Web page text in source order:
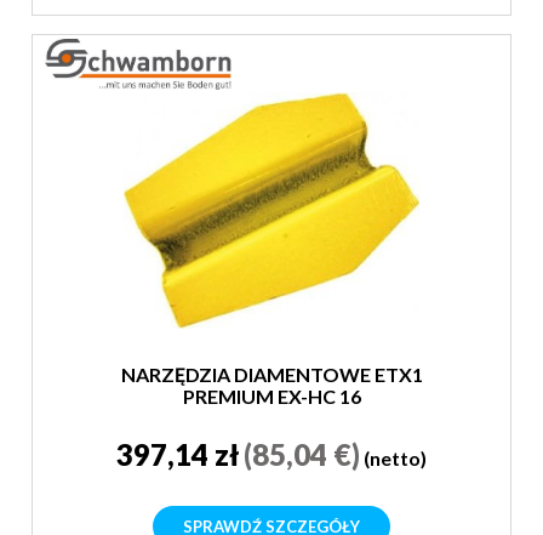
NARZĘDZIA DIAMENTOWE ETX1
PREMIUM EX-HC 16
397,14 zł(85,04 €) (netto)
SPRAWDŹ SZCZEGÓŁY